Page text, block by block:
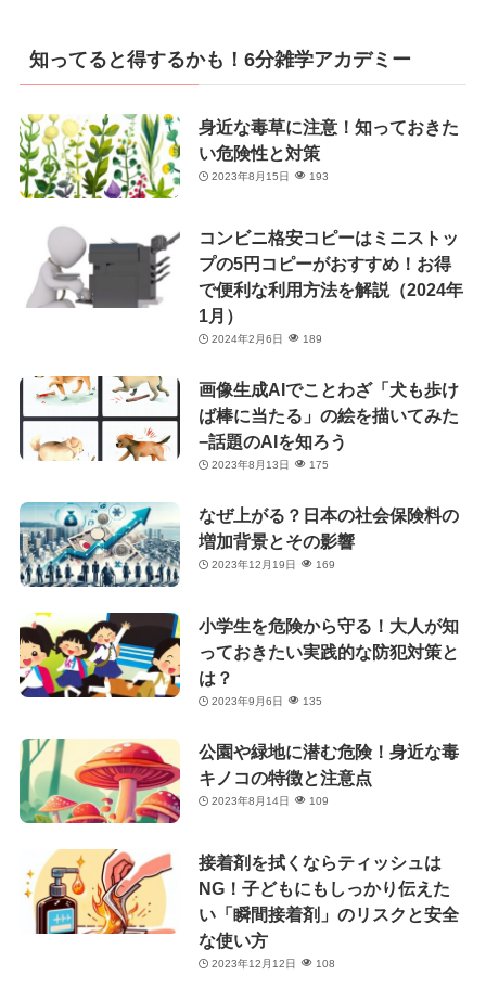
リ
ー
知ってると得するかも！6分雑学アカデミー
身近な毒草に注意！知っておきた
い危険性と対策
2023年8月15日 193
コンビニ格安コピーはミニストッ
プの5円コピーがおすすめ！お得
で便利な利用方法を解説（2024年
1月）
2024年2月6日 189
画像生成AIでことわざ「犬も歩け
ば棒に当たる」の絵を描いてみた
−話題のAIを知ろう
2023年8月13日 175
なぜ上がる？日本の社会保険料の
増加背景とその影響
2023年12月19日 169
小学生を危険から守る！大人が知
っておきたい実践的な防犯対策と
は？
2023年9月6日 135
公園や緑地に潜む危険！身近な毒
キノコの特徴と注意点
2023年8月14日 109
接着剤を拭くならティッシュは
NG！子どもにもしっかり伝えた
い「瞬間接着剤」のリスクと安全
な使い方
2023年12月12日 108